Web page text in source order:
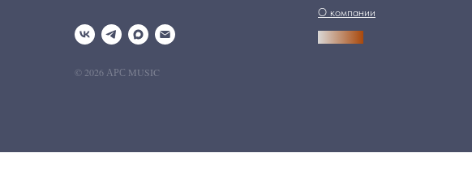
© 2026 АРС MUSIC
О компании